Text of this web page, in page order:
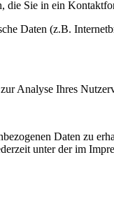
die Sie in ein
Daten (z.B.
Analyse Ihres
Daten zu
unter der im